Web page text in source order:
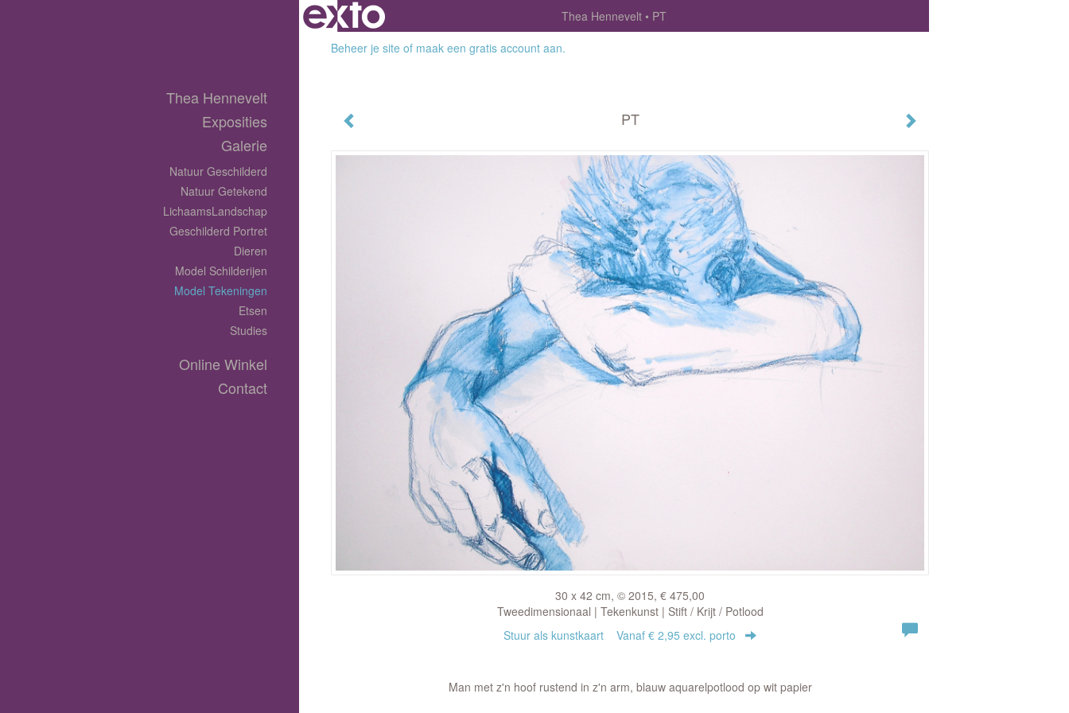
Thea Hennevelt
PT
Beheer je site of maak een gratis account aan.
PT
30 x 42 cm, © 2015, € 475,00
Tweedimensionaal | Tekenkunst | Stift / Krijt / Potlood
Stuur als kunstkaart Vanaf € 2,95 excl. porto
Man met z'n hoof rustend in z'n arm, blauw aquarelpotlood op wit papier
Thea Hennevelt
Exposities
Galerie
Natuur Geschilderd
Natuur Getekend
LichaamsLandschap
Geschilderd Portret
Dieren
Model Schilderijen
Model Tekeningen
Etsen
Studies
Online Winkel
Contact